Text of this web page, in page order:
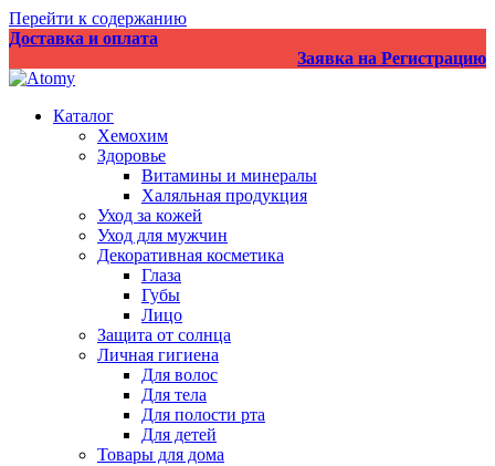
Перейти к содержанию
Доставка и оплата
Заявка на Регистрацию
Каталог
Хемохим
Здоровье
Витамины и минералы
Халяльная продукция
Уход за кожей
Уход для мужчин
Декоративная косметика
Глаза
Губы
Лицо
Защита от солнца
Личная гигиена
Для волос
Для тела
Для полости рта
Для детей
Товары для дома